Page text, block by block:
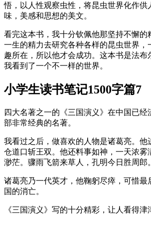
悟，以人性观察虫性，将昆虫世界化作供
味，美感和思想的美文。
看完这本书，我十分钦佩他那坚持不懈的
一生的精力去研究各种各样的昆虫世界，
趣所在，所以他才会成功。这本书是法布
我看到了一个不一样的世界。
小学生读书笔记1500字篇7
四大名著之一的《三国演义》在中国已经
部非常经典的名著。
我看过之后，做喜欢的人物是诸葛亮。他
仓道口斩王双。他还料事如神，一天浓雾
渺茫。骤雨飞箭来草人，孔明今日胜周郎。
诸葛亮乃一代英才，他鞠躬尽瘁，可惜最
国的消亡。
《三国演义》写的十分精彩，让人看得津